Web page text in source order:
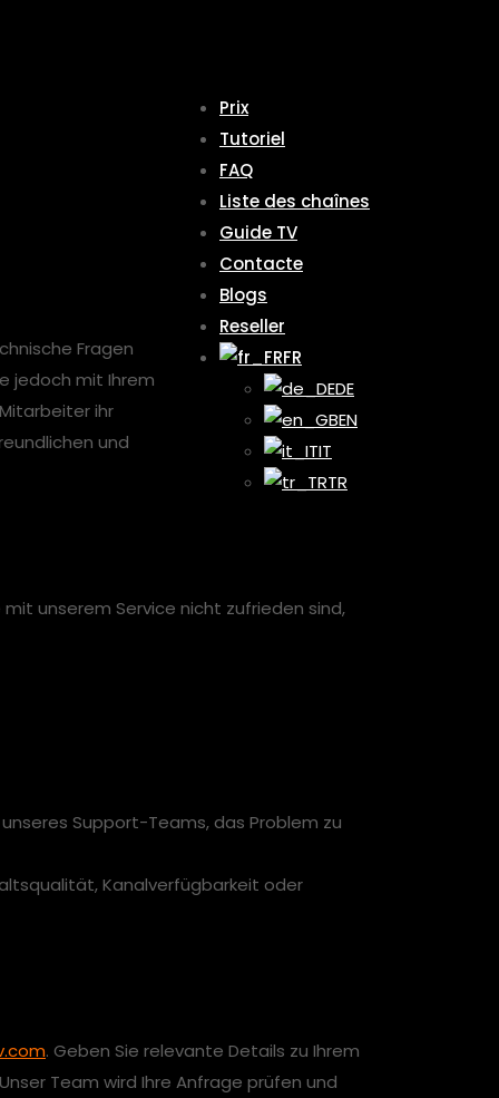
Prix
Tutoriel
FAQ
Liste des chaînes
Guide TV
Contacte
Blogs
Reseller
FR
DE
EN
IT
TR
Fragen
jedoch mit Ihrem
ihr
und
unserem Service nicht zufrieden sind,
Support-Teams, das Problem zu
Kanalverfügbarkeit oder
. Geben Sie relevante Details zu Ihrem
Team wird Ihre Anfrage prüfen und